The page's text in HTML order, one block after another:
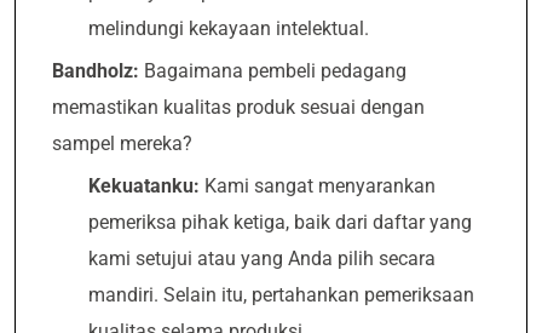
melindungi kekayaan intelektual.
Bandholz: Bagaimana pembeli pedagang
memastikan kualitas produk sesuai dengan
sampel mereka?
Kekuatanku: Kami sangat menyarankan
pemeriksa pihak ketiga, baik dari daftar yang
kami setujui atau yang Anda pilih secara
mandiri. Selain itu, pertahankan pemeriksaan